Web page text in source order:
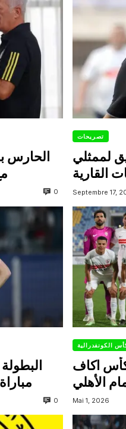
الحارس
0
تصريحات
لممثلي
Septembre 17,
0
الكونفدرالية
كأس اكاف
Mai 1, 2026